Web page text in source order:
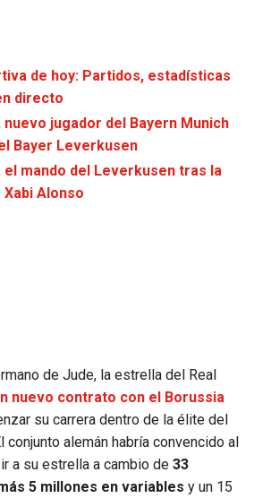
de hoy: Partidos, estadísticas
directo
nuevo jugador del Bayern Munich
Bayer Leverkusen
el mando del Leverkusen tras la
Alonso
de Jude, la estrella del Real
nuevo contrato con el Borussia
su carrera dentro de la élite del
alemán habría convencido al
a su estrella a cambio de 33
5 millones en variables y un 15